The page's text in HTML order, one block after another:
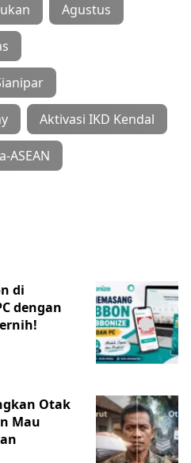
Agustus
Aktivasi IKD Kendal
ASEAN
di
dengan
Otak
Mau